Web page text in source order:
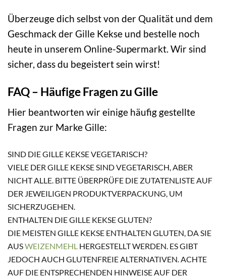
Überzeuge dich selbst von der Qualität und dem
Geschmack der Gille Kekse und bestelle noch
heute in unserem Online-Supermarkt. Wir sind
sicher, dass du begeistert sein wirst!
FAQ – Häufige Fragen zu Gille
Hier beantworten wir einige häufig gestellte
Fragen zur Marke Gille:
SIND DIE GILLE KEKSE VEGETARISCH?
VIELE DER GILLE KEKSE SIND VEGETARISCH, ABER
NICHT ALLE. BITTE ÜBERPRÜFE DIE ZUTATENLISTE AUF
DER JEWEILIGEN PRODUKTVERPACKUNG, UM
SICHERZUGEHEN.
ENTHALTEN DIE GILLE KEKSE GLUTEN?
DIE MEISTEN GILLE KEKSE ENTHALTEN GLUTEN, DA SIE
AUSWEIZENMEHL HERGESTELLT WERDEN. ES GIBT
JEDOCH AUCH GLUTENFREIE ALTERNATIVEN. ACHTE
AUF DIE ENTSPRECHENDEN HINWEISE AUF DER